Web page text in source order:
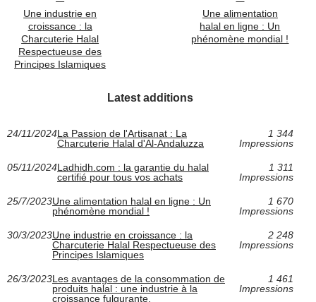
Une industrie en
croissance : la
Charcuterie Halal
Respectueuse des
Principes Islamiques
Une alimentation
halal en ligne : Un
phénomène mondial !
Latest additions
24/11/2024La Passion de l'Artisanat : La
Charcuterie Halal d'Al-Andaluzza
1 344
Impressions
05/11/2024Ladhidh.com : la garantie du halal
certifié pour tous vos achats
1 311
Impressions
25/7/2023Une alimentation halal en ligne : Un
phénomène mondial !
1 670
Impressions
30/3/2023Une industrie en croissance : la
Charcuterie Halal Respectueuse des
Principes Islamiques
2 248
Impressions
26/3/2023Les avantages de la consommation de
produits halal : une industrie à la
croissance fulgurante.
1 461
Impressions